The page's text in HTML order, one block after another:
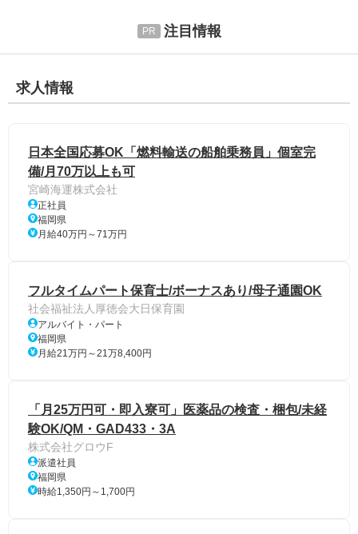
注目情報
求人情報
日本全国応募OK「燃料輸送の船舶乗務員」個室完
備/月70万以上も可
宮崎海運株式会社
正社員
福岡県
月給40万円～71万円
フルタイムパート保育士/ボーナスあり/母子通園OK
社会福祉法人厚徳会大日保育園
アルバイト・パート
福岡県
月給21万円～21万8,400円
「月25万円可・即入寮可」医薬品の検査・梱包/未経
験OK/QM・GAD433・3A
株式会社グロウF
派遣社員
福岡県
時給1,350円～1,700円